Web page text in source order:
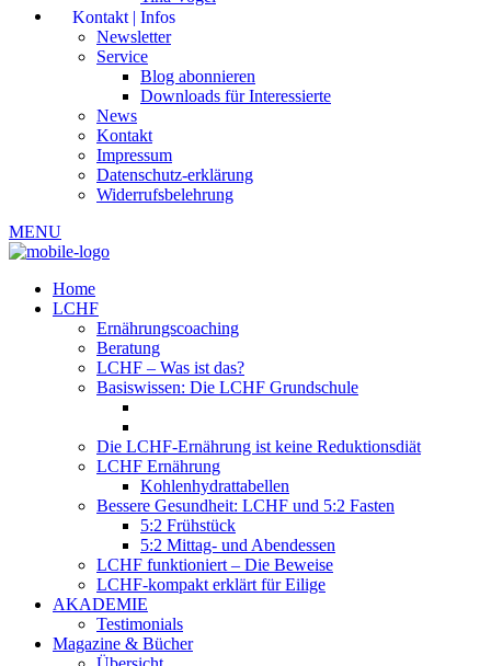
Kontakt | Infos
Newsletter
Service
Blog abonnieren
Downloads für Interessierte
News
Kontakt
Impressum
Datenschutz-erklärung
Widerrufsbelehrung
MENU
Home
LCHF
Ernährungscoaching
Beratung
LCHF – Was ist das?
Basiswissen: Die LCHF Grundschule
Die LCHF-Ernährung ist keine Reduktionsdiät
LCHF Ernährung
Kohlenhydrattabellen
Bessere Gesundheit: LCHF und 5:2 Fasten
5:2 Frühstück
5:2 Mittag- und Abendessen
LCHF funktioniert – Die Beweise
LCHF-kompakt erklärt für Eilige
AKADEMIE
Testimonials
Magazine & Bücher